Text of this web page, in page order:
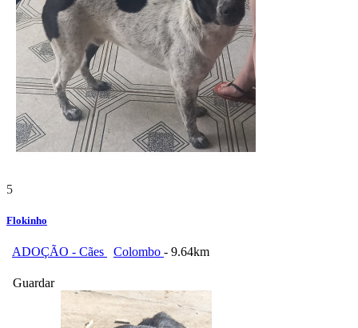
5
Flokinho
ADOÇÃO - Cães Colombo - 9.64km
Guardar